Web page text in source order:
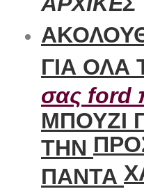
ΓΙΑ ΟΛΑ
σας ford
ΜΠΟΥΖΙ
ΤΗΝ
ΠΑΝΤΑ